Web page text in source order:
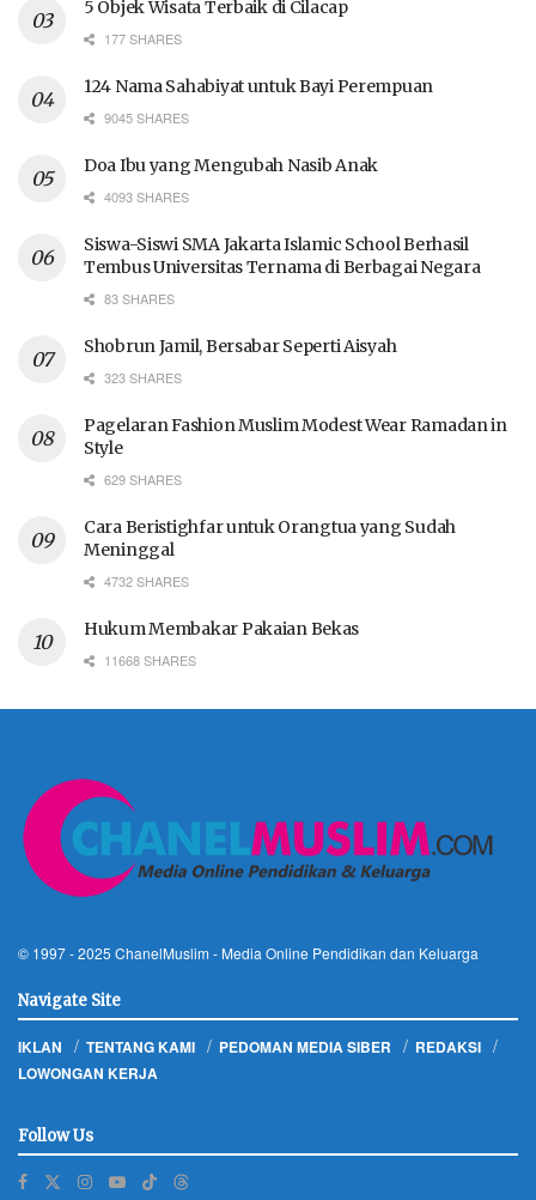
5 Objek Wisata Terbaik di Cilacap
177 SHARES
124 Nama Sahabiyat untuk Bayi Perempuan
9045 SHARES
Doa Ibu yang Mengubah Nasib Anak
4093 SHARES
Siswa-Siswi SMA Jakarta Islamic School Berhasil
Tembus Universitas Ternama di Berbagai Negara
83 SHARES
Shobrun Jamil, Bersabar Seperti Aisyah
323 SHARES
Pagelaran Fashion Muslim Modest Wear Ramadan in
Style
629 SHARES
Cara Beristighfar untuk Orangtua yang Sudah
Meninggal
4732 SHARES
Hukum Membakar Pakaian Bekas
11668 SHARES
© 1997 - 2025 ChanelMuslim - Media Online Pendidikan dan Keluarga
Navigate Site
IKLAN TENTANG KAMI PEDOMAN MEDIA SIBER
REDAKSI
LOWONGAN KERJA
Follow Us